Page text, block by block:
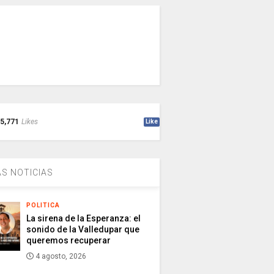
5,771 Likes Like
NOTICIAS
POLITICA
La sirena de la Esperanza: el
sonido de la Valledupar que
queremos recuperar
4 agosto, 2026